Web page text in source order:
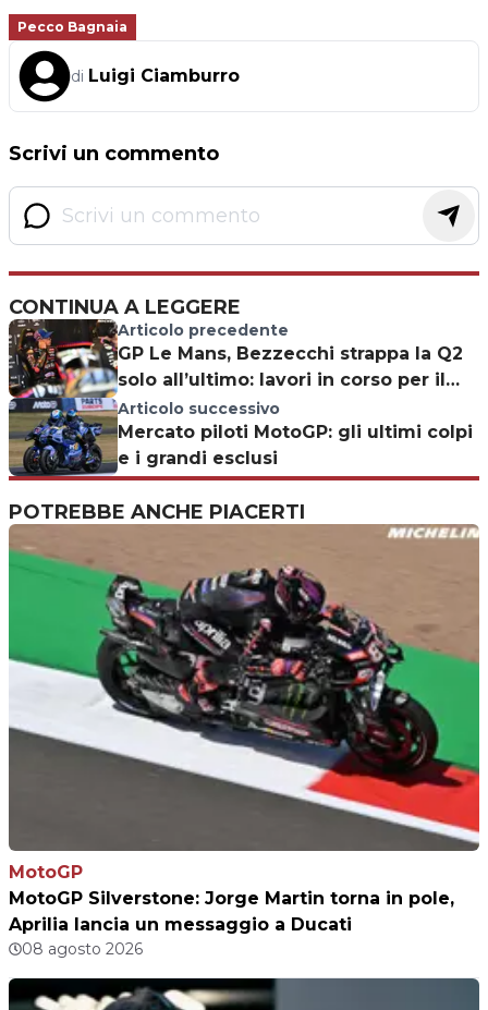
Pecco Bagnaia
di Luigi Ciamburro
Scrivi un commento
CONTINUA A LEGGERE
Articolo precedente
GP Le Mans, Bezzecchi strappa la Q2
solo all’ultimo: lavori in corso per il
leader Aprilia
Articolo successivo
Mercato piloti MotoGP: gli ultimi colpi
e i grandi esclusi
POTREBBE ANCHE PIACERTI
MotoGP
MotoGP Silverstone: Jorge Martin torna in pole,
Aprilia lancia un messaggio a Ducati
08 agosto 2026